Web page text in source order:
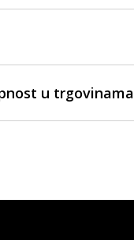
u trgovinama